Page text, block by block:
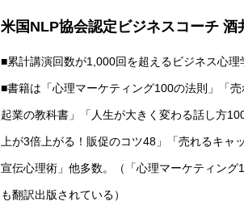
米国NLP協会認定ビジネスコーチ 酒
■累計講演回数が1,000回を超えるビジネス心理
■書籍は「心理マーケティング100の法則」「
起業の教科書」「人生が大きく変わる話し方
上が3倍上がる！販促のコツ48」「売れるキ
宣伝心理術」他多数。（「心理マーケティン
も翻訳出版されている）